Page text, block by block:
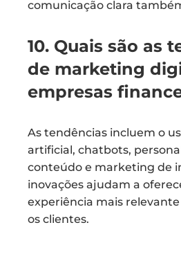
comunicação clara
10. Quais são as
de marketing
empresas
As tendências incluem o
artificial, chatbots,
conteúdo e marketing de
inovações ajudam a
experiência mais
os clientes.